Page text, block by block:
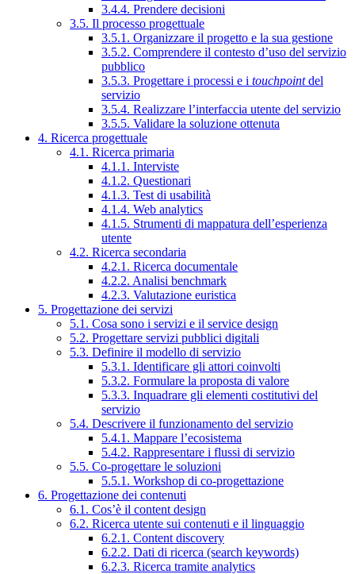
3.4.4. Prendere decisioni
3.5. Il processo progettuale
3.5.1. Organizzare il progetto e la sua gestione
3.5.2. Comprendere il contesto d’uso del servizio
pubblico
3.5.3. Progettare i processi e i touchpointdel
servizio
3.5.4. Realizzare l’interfaccia utente del servizio
3.5.5. Validare la soluzione ottenuta
4. Ricerca progettuale
4.1. Ricerca primaria
4.1.1. Interviste
4.1.2. Questionari
4.1.3. Test di usabilità
4.1.4. Web analytics
4.1.5. Strumenti di mappatura dell’esperienza
utente
4.2. Ricerca secondaria
4.2.1. Ricerca documentale
4.2.2. Analisi benchmark
4.2.3. Valutazione euristica
5. Progettazione dei servizi
5.1. Cosa sono i servizi e il service design
5.2. Progettare servizi pubblici digitali
5.3. Definire il modello di servizio
5.3.1. Identificare gli attori coinvolti
5.3.2. Formulare la proposta di valore
5.3.3. Inquadrare gli elementi costitutivi del
servizio
5.4. Descrivere il funzionamento del servizio
5.4.1. Mappare l’ecosistema
5.4.2. Rappresentare i flussi di servizio
5.5. Co-progettare le soluzioni
5.5.1. Workshop di co-progettazione
6. Progettazione dei contenuti
6.1. Cos’è il content design
6.2. Ricerca utente sui contenuti e il linguaggio
6.2.1. Content discovery
6.2.2. Dati di ricerca (search keywords)
6.2.3. Ricerca tramite analytics